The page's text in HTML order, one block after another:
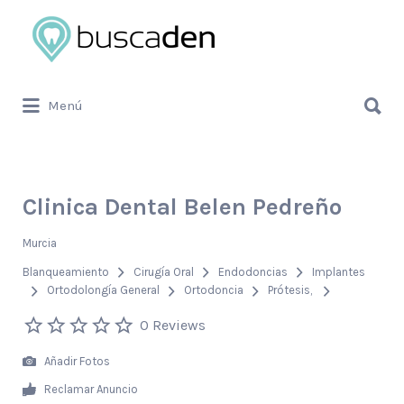
Buscar
por:
Menú
por:
Clinica Dental Belen Pedreño
Murcia
Blanqueamiento Cirugía Oral Endodoncias
Implantes
Ortodolongía General
Ortodoncia Prótesis
0 Reviews
Añadir Fotos
Reclamar Anuncio